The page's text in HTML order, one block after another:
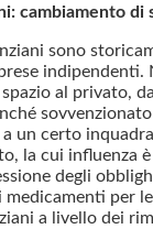
cambiamento di
sono
indipendenti.
al privato,
un certo
la cui influenza
degli
per
a livello dei